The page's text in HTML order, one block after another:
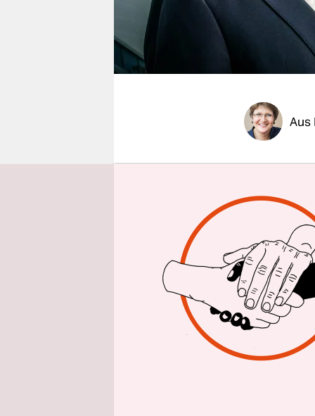
unterstützen
abo
genossenschaft
Aus
Ganz am
Voigtseine
sagt er
WeltTV
CDU und
ablösen.
Für den
braucht